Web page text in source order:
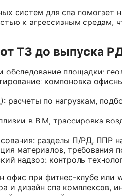
систем для спа помогает
к агрессивным средам,
ТЗ до выпуска
обследование площадки:
компоновка
расчеты по нагрузкам,
в BIM, трассировка
разделы П/РД, ППР
материалов, требования
надзор: контроль
офис при фитнес-клубе или
и дизайн спа комплексов,